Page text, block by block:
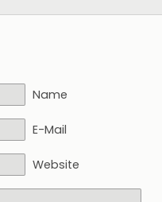
Name
E-Mail
Website